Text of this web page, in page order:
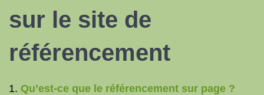
sur le site de
référencement
Qu’est-ce que le référencement sur page ?